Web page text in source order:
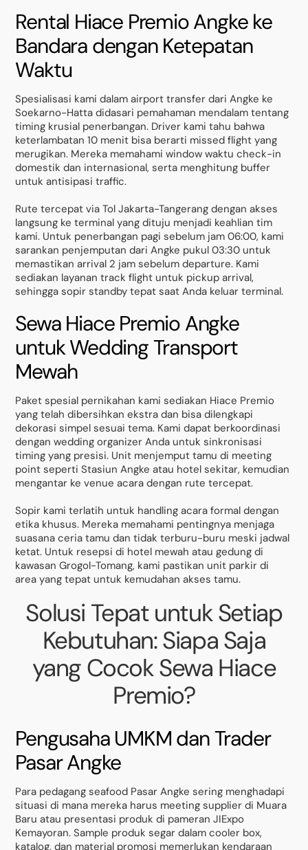
Rental Hiace Premio Angke ke
Bandara dengan Ketepatan
Waktu
Spesialisasi kami dalam airport transfer dari Angke ke
Soekarno-Hatta didasari pemahaman mendalam tentang
timing krusial penerbangan. Driver kami tahu bahwa
keterlambatan 10 menit bisa berarti missed flight yang
merugikan. Mereka memahami window waktu check-in
domestik dan internasional, serta menghitung buffer
untuk antisipasi traffic.
Rute tercepat via Tol Jakarta-Tangerang dengan akses
langsung ke terminal yang dituju menjadi keahlian tim
kami. Untuk penerbangan pagi sebelum jam 06:00, kami
sarankan penjemputan dari Angke pukul 03:30 untuk
memastikan arrival 2 jam sebelum departure. Kami
sediakan layanan track flight untuk pickup arrival,
sehingga sopir standby tepat saat Anda keluar terminal.
Sewa Hiace Premio Angke
untuk Wedding Transport
Mewah
Paket spesial pernikahan kami sediakan Hiace Premio
yang telah dibersihkan ekstra dan bisa dilengkapi
dekorasi simpel sesuai tema. Kami dapat berkoordinasi
dengan wedding organizer Anda untuk sinkronisasi
timing yang presisi. Unit menjemput tamu di meeting
point seperti Stasiun Angke atau hotel sekitar, kemudian
mengantar ke venue acara dengan rute tercepat.
Sopir kami terlatih untuk handling acara formal dengan
etika khusus. Mereka memahami pentingnya menjaga
suasana ceria tamu dan tidak terburu-buru meski jadwal
ketat. Untuk resepsi di hotel mewah atau gedung di
kawasan Grogol-Tomang, kami pastikan unit parkir di
area yang tepat untuk kemudahan akses tamu.
Solusi Tepat untuk Setiap
Kebutuhan: Siapa Saja
yang Cocok Sewa Hiace
Premio?
Pengusaha UMKM dan Trader
Pasar Angke
Para pedagang seafood Pasar Angke sering menghadapi
situasi di mana mereka harus meeting supplier di Muara
Baru atau presentasi produk di pameran JIExpo
Kemayoran. Sample produk segar dalam cooler box,
katalog, dan material promosi memerlukan kendaraan